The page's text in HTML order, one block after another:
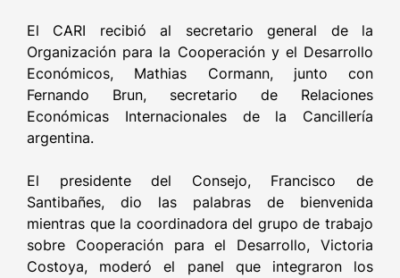
El CARI recibió al secretario general de la
Organización para la Cooperación y el Desarrollo
Económicos, Mathias Cormann, junto con
Fernando Brun, secretario de Relaciones
Económicas Internacionales de la Cancillería
argentina.
El presidente del Consejo, Francisco de
Santibañes, dio las palabras de bienvenida
mientras que la coordinadora del grupo de trabajo
sobre Cooperación para el Desarrollo, Victoria
Costoya, moderó el panel que integraron los